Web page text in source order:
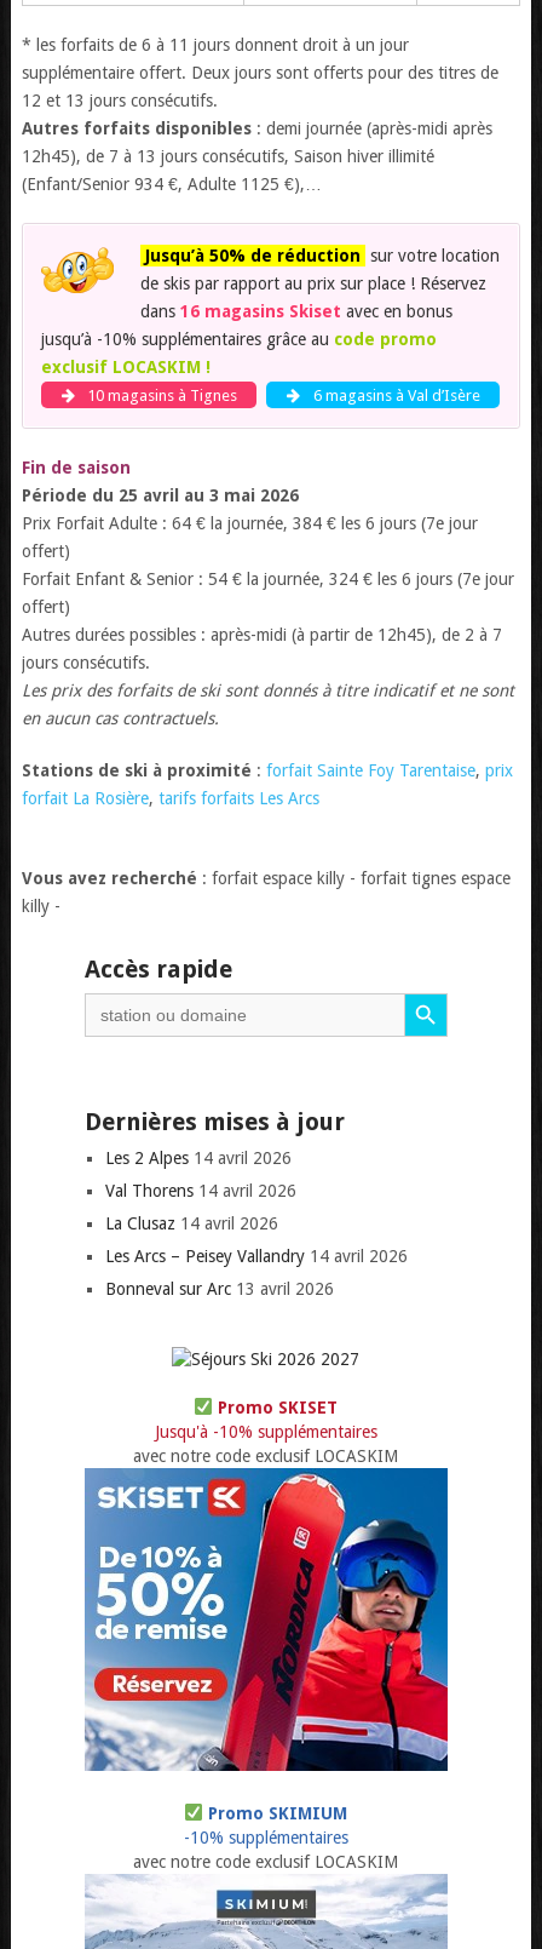
* les forfaits de 6 à 11 jours donnent droit à un jour
supplémentaire offert. Deux jours sont offerts pour des titres de
12 et 13 jours consécutifs.
Autres forfaits disponibles: demi journée (après-midi après
12h45), de 7 à 13 jours consécutifs, Saison hiver illimité
(Enfant/Senior 934 €, Adulte 1125 €),…
Jusqu’à 50% de réduction sur votre location
de skis par rapport au prix sur place ! Réservez
dans 16 magasins Skiset avec en bonus
jusqu’à -10% supplémentaires grâce au code promo
exclusif LOCASKIM !
10 magasins à Tignes 6 magasins à Val d’Isère
Fin de saison
Période du 25 avril au 3 mai 2026
Prix Forfait Adulte : 64 € la journée, 384 € les 6 jours (7e jour
offert)
Forfait Enfant & Senior : 54 € la journée, 324 € les 6 jours (7e jour
offert)
Autres durées possibles : après-midi (à partir de 12h45), de 2 à 7
jours consécutifs.
Les prix des forfaits de ski sont donnés à titre indicatif et ne sont
en aucun cas contractuels.
Stations de ski à proximité : forfait Sainte Foy Tarentaise, prix
forfait La Rosière, tarifs forfaits Les Arcs
Vous avez recherché : forfait espace killy - forfait tignes espace
killy -
Accès rapide
Search
for:
Search Button
Dernières mises à jour
Les 2 Alpes 14 avril 2026
Val Thorens 14 avril 2026
La Clusaz 14 avril 2026
Les Arcs – Peisey Vallandry 14 avril 2026
Bonneval sur Arc 13 avril 2026
Promo SKISET
Jusqu'à -10% supplémentaires
avec notre code exclusif LOCASKIM
Promo SKIMIUM
-10% supplémentaires
avec notre code exclusif LOCASKIM